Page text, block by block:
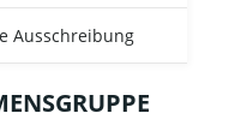
Ausschreibung